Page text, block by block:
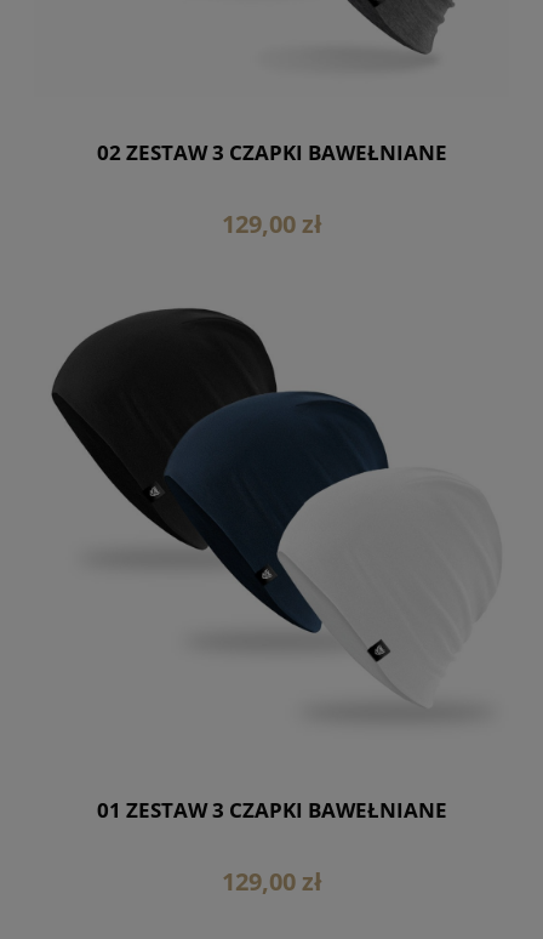
02 ZESTAW 3 CZAPKI BAWEŁNIANE
129,00 zł
01 ZESTAW 3 CZAPKI BAWEŁNIANE
129,00 zł